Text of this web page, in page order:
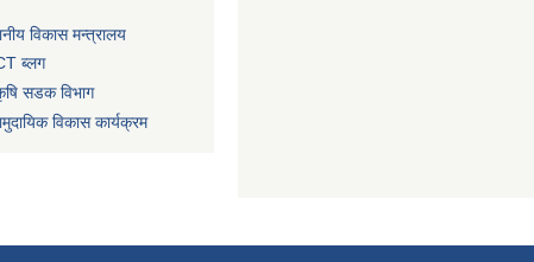
विकास मन्त्रालय
ब्लग
सडक विभाग
विकास कार्यक्रम